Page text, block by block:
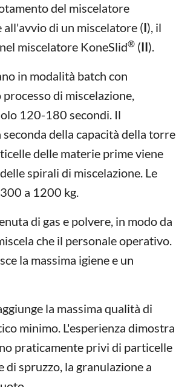
del miscelatore
di un miscelatore (I), il
miscelatore KoneSlid® (II).
in modalità batch con
di miscelazione,
120-180 secondi. Il
della capacità della torre
delle materie prime viene
spirali di miscelazione. Le
a 1200 kg.
di gas e polvere, in modo da
che il personale operativo.
la massima igiene e un
la massima qualità di
minimo. L'esperienza dimostra
praticamente privi di particelle
spruzzo, la granulazione a